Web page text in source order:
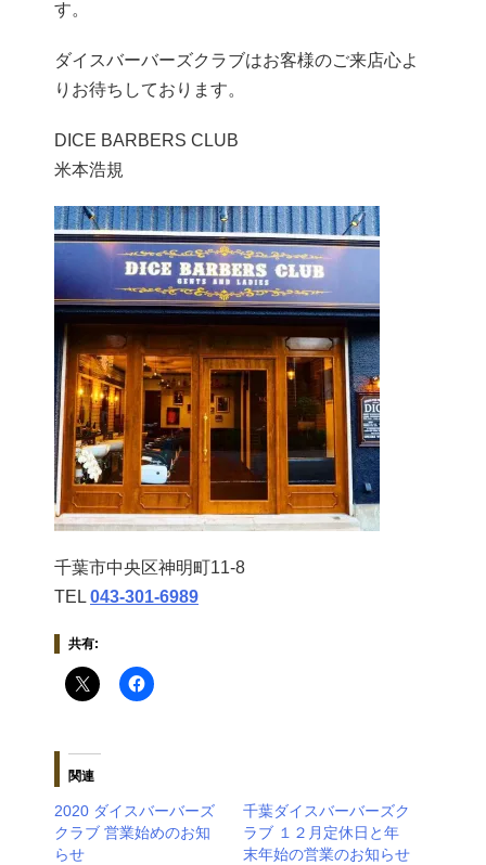
す。
ダイスバーバーズクラブはお客様のご来店心よ
りお待ちしております。
DICE BARBERS CLUB
米本浩規
千葉市中央区神明町11-8
TEL 043‐301‐6989
共有:
関連
2020 ダイスバーバーズ
クラブ 営業始めのお知
らせ
千葉ダイスバーバーズク
ラブ １２月定休日と年
末年始の営業のお知らせ